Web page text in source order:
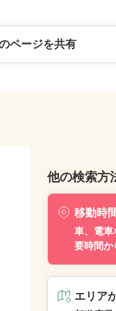
ページを共有
他の検索方
移動時
車、電車
要時間か
エリア